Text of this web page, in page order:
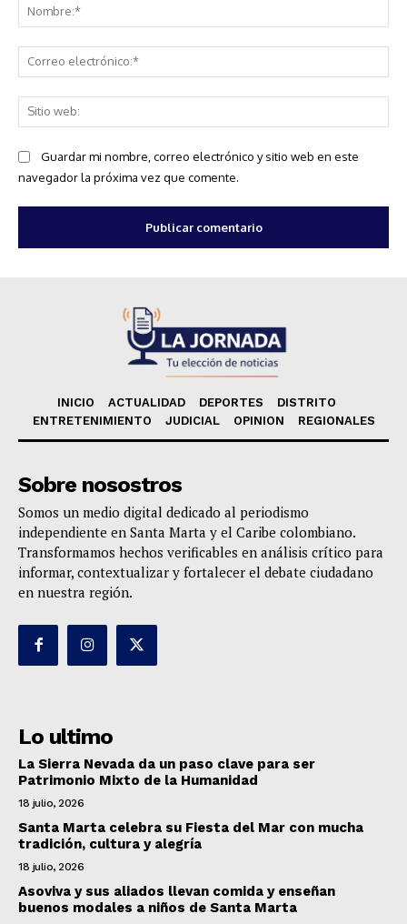
Guardar mi nombre, correo electrónico y sitio web en este
navegador la próxima vez que comente.
INICIO ACTUALIDAD DEPORTES
DISTRITO
ENTRETENIMIENTO
JUDICIAL OPINION REGIONALES
Sobre nosostros
Somos un medio digital dedicado al periodismo
independiente en Santa Marta y el Caribe colombiano.
Transformamos hechos verificables en análisis crítico para
informar, contextualizar y fortalecer el debate ciudadano
en nuestra región.
Lo ultimo
La Sierra Nevada da un paso clave para ser
Patrimonio Mixto de la Humanidad
18 julio, 2026
Santa Marta celebra su Fiesta del Mar con mucha
tradición, cultura y alegría
18 julio, 2026
Asoviva y sus aliados llevan comida y enseñan
buenos modales a niños de Santa Marta